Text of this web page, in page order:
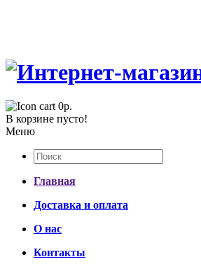
0р.
В корзине пусто!
Меню
Главная
Доставка и оплата
О нас
Контакты